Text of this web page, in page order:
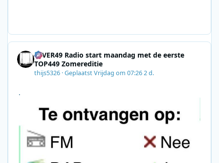
8F09201A140D&utm_source=SmartBrief
4EVER49 Radio start maandag met de eerste
TOP449 Zomereditie
thijs5326 ·GeplaatstVrijdag om 07:262 d.
.